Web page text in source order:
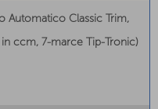
Automatico Classic Trim,
in ccm, 7-marce Tip-Tronic)